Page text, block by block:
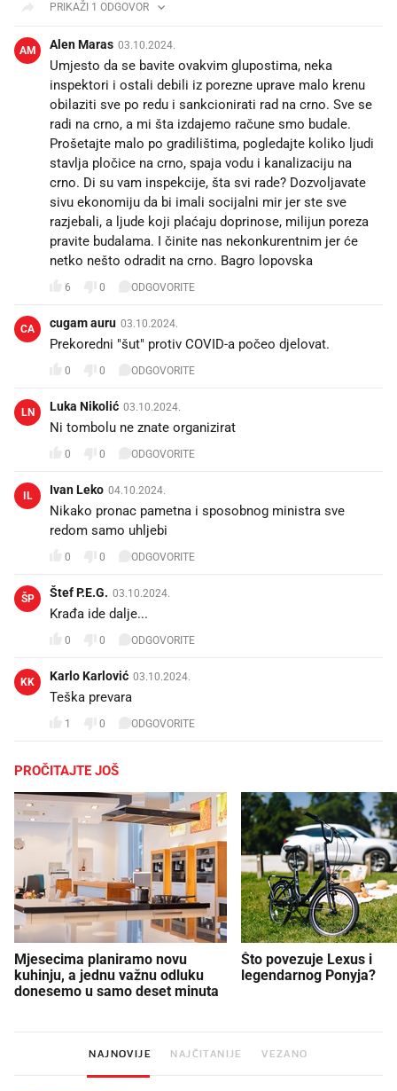
PRIKAŽI 1 ODGOVOR
AM Alen Maras 03.10.2024.
Umjesto da se bavite ovakvim glupostima, neka
inspektori i ostali debili iz porezne uprave malo krenu
obilaziti sve po redu i sankcionirati rad na crno. Sve se
radi na crno, a mi šta izdajemo račune smo budale.
Prošetajte malo po gradilištima, pogledajte koliko ljudi
stavlja pločice na crno, spaja vodu i kanalizaciju na
crno. Di su vam inspekcije, šta svi rade? Dozvoljavate
sivu ekonomiju da bi imali socijalni mir jer ste sve
razjebali, a ljude koji plaćaju doprinose, milijun poreza
pravite budalama. I činite nas nekonkurentnim jer će
netko nešto odradit na crno. Bagro lopovska
6 0 ODGOVORITE
CA cugam auru 03.10.2024.
Prekoredni "šut" protiv COVID-a počeo djelovat.
0 0 ODGOVORITE
LN Luka Nikolić 03.10.2024.
Ni tombolu ne znate organizirat
0 0 ODGOVORITE
IL Ivan Leko 04.10.2024.
Nikako pronac pametna i sposobnog ministra sve
redom samo uhljebi
0 0 ODGOVORITE
ŠP Štef P.E.G. 03.10.2024.
Krađa ide dalje...
0 0 ODGOVORITE
KK Karlo Karlović 03.10.2024.
Teška prevara
1 0 ODGOVORITE
PROČITAJTE JOŠ
Mjesecima planiramo novu
kuhinju, a jednu važnu odluku
donesemo u samo deset minuta
Što povezuje Lexus i
legendarnog Ponyja?
NAJNOVIJE NAJČITANIJE VEZANO